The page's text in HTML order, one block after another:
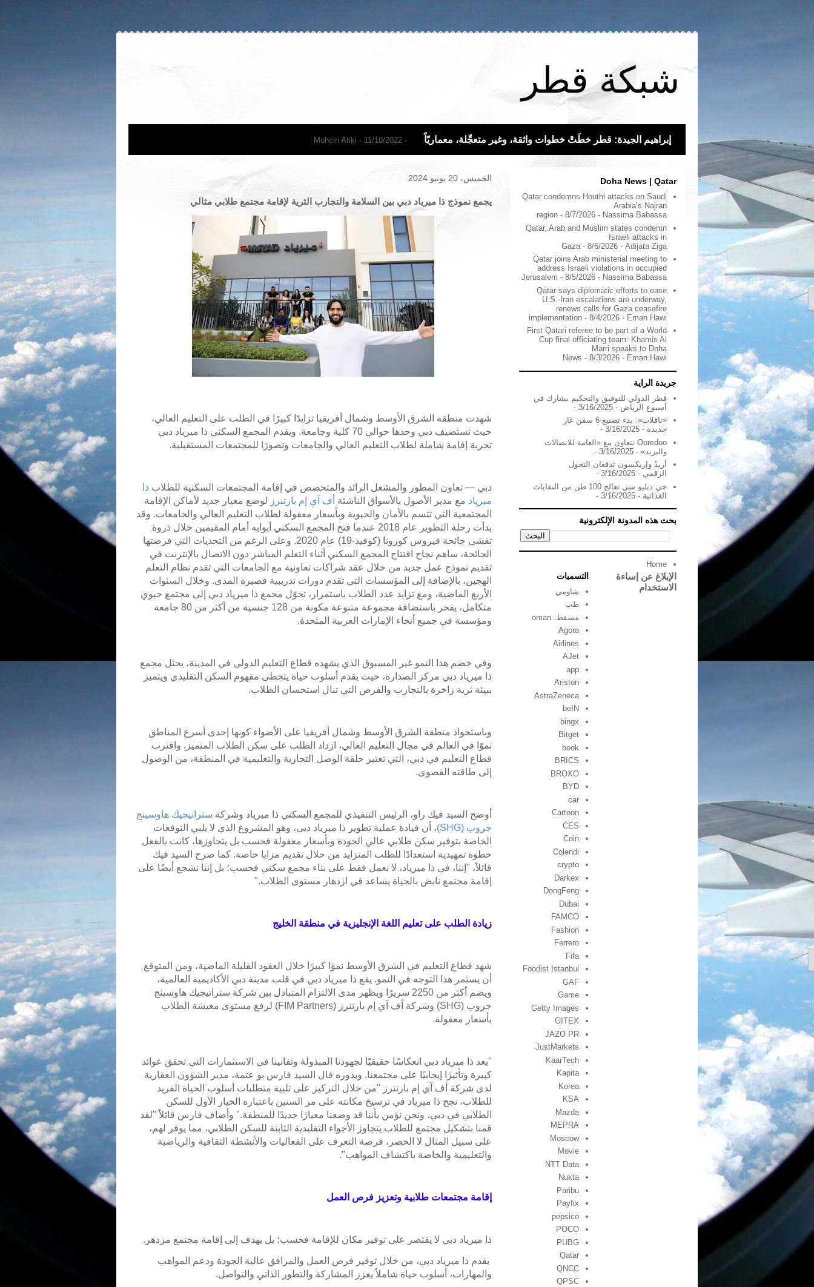
شبكة قطر
إبراهيم الجيدة: قطر خطَتْ خطوات واثقة، وغير متعجِّلة، معماريّاً - 11/10/2022
- Mohcin Atiki
الخميس، 20 يونيو 2024
يجمع نموذج ذا ميرياد دبي بين السلامة والتجارب الثرية لإقامة مجتمع طلابي مثالي
شهدت منطقة الشرق الأوسط وشمال أفريقيا تزايدًا كبيرًا في الطلب على التعليم العالي،
حيث تستضيف دبي وحدها حوالي 70 كلية وجامعة. ويقدم المجمع السكني ذا ميرياد دبي
تجربة إقامة شاملة لطلاب التعليم العالي والجامعات وتصورًا للمجتمعات المستقبلية.
دبي — تعاون المطور والمشغل الرائد والمتخصص في إقامة المجتمعات السكنية للطلاب ذا
ميرياد مع مدير الأصول بالأسواق الناشئة أف آي إم بارتنرز لوضع معيار جديد لأماكن الإقامة
المجتمعية التي تتسم بالأمان والحيوية وبأسعار معقولة لطلاب التعليم العالي والجامعات. وقد
بدأت رحلة التطوير عام 2018 عندما فتح المجمع السكني أبوابه أمام المقيمين خلال ذروة
تفشي جائحة فيروس كورونا (كوفيد-19) عام 2020. وعلى الرغم من التحديات التي فرضتها
الجائحة، ساهم نجاح افتتاح المجمع السكني أثناء التعلم المباشر دون الاتصال بالإنترنت في
تقديم نموذج عمل جديد من خلال عقد شراكات تعاونية مع الجامعات التي تقدم نظام التعلم
الهجين، بالإضافة إلى المؤسسات التي تقدم دورات تدريبية قصيرة المدى. وخلال السنوات
الأربع الماضية، ومع تزايد عدد الطلاب باستمرار، تحوّل مجمع ذا ميرياد دبي إلى مجتمع حيوي
متكامل، يفخر باستضافة مجموعة متنوعة مكونة من 128 جنسية من أكثر من 80 جامعة
ومؤسسة في جميع أنحاء الإمارات العربية المتحدة.
وفي خضم هذا النمو غير المسبوق الذي يشهده قطاع التعليم الدولي في المدينة، يحتل مجمع
ذا ميرياد دبي مركز الصدارة، حيث يقدم أسلوب حياة يتخطى مفهوم السكن التقليدي ويتميز
ببيئة ثرية زاخرة بالتجارب والفرص التي تنال استحسان الطلاب.
وباستحواذ منطقة الشرق الأوسط وشمال أفريقيا على الأضواء كونها إحدى أسرع المناطق
نموًا في العالم في مجال التعليم العالي، ازداد الطلب على سكن الطلاب المتميز. واقترب
قطاع التعليم في دبي، التي تعتبر حلقة الوصل التجارية والتعليمية في المنطقة، من الوصول
إلى طاقته القصوى.
أوضح السيد فيك راو، الرئيس التنفيذي للمجمع السكني ذا ميرياد وشركة ستراتيجيك هاوسينج
جروب (SHG)
، أن قيادة عملية تطوير ذا ميرياد دبي، وهو المشروع الذي لا يلبي التوقعات
الخاصة بتوفير سكن طلابي عالي الجودة وبأسعار معقولة فحسب بل يتجاوزها، كانت بالفعل
خطوة تمهيدية استعدادًا للطلب المتزايد من خلال تقديم مزايا خاصة. كما صرح السيد فيك
قائلاً، "إننا، في ذا ميرياد، لا نعمل فقط على بناء مجمع سكني فحسب؛ بل إننا نشجع أيضًا على
إقامة مجتمع نابض بالحياة يساعد في ازدهار مستوى الطلاب."
زيادة الطلب على تعليم اللغة الإنجليزية في منطقة الخليج
شهد قطاع التعليم في الشرق الأوسط نموًا كبيرًا خلال العقود القليلة الماضية، ومن المتوقع
أن يستمر هذا التوجه في النمو. يقع ذا ميرياد دبي في قلب مدينة دبي الأكاديمية العالمية،
ويضم أكثر من 2250 سريرًا ويظهر مدى الالتزام المتبادل بين شركة ستراتيجيك هاوسينج
جروب (SHG) وشركة أف آي إم بارتنرز (FIM Partners) لرفع مستوى معيشة الطلاب
بأسعار معقولة.
"يعد ذا ميرياد دبي انعكاسًا حقيقيًا لجهودنا المبذولة وتفانينا في الاستثمارات التي تحقق عوائد
كبيرة وتأثيرًا إيجابيًا على مجتمعنا. وبدوره قال السيد فارس بو عتمة، مدير الشؤون العقارية
لدى شركة أف آي إم بارتنرز "من خلال التركيز على تلبية متطلبات أسلوب الحياة الفريد
للطلاب، نجح ذا ميرياد في ترسيخ مكانته على مر السنين باعتباره الخيار الأول للسكن
الطلابي في دبي، ونحن نؤمن بأننا قد وضعنا معيارًا جديدًا للمنطقة." وأضاف فارس قائلاً "لقد
قمنا بتشكيل مجتمع للطلاب يتجاوز الأجواء التقليدية الثابتة للسكن الطلابي، مما يوفر لهم،
على سبيل المثال لا الحصر، فرصة التعرف على الفعاليات والأنشطة الثقافية والرياضية
والتعليمية والخاصة باكتشاف المواهب".
إقامة مجتمعات طلابية وتعزيز فرص العمل
ذا ميرياد دبي لا يقتصر على توفير مكان للإقامة فحسب؛ بل يهدف إلى إقامة مجتمع مزدهر.
يقدم ذا ميرياد دبي، من خلال توفير فرص العمل والمرافق عالية الجودة ودعم المواهب
والمهارات، أسلوب حياة شاملاً يعزز المشاركة والتطور الذاتي والتواصل.
Doha News | Qatar
Qatar condemns Houthi attacks on Saudi
Arabia’s Najran
region- 8/7/2026- Nassima Babassa
Qatar, Arab and Muslim states condemn
Israeli attacks in
Gaza- 8/6/2026- Adijata Ziga
Qatar joins Arab ministerial meeting to
address Israeli violations in occupied
Jerusalem - 8/5/2026- Nassima Babassa
Qatar says diplomatic efforts to ease
U.S.-Iran escalations are underway,
renews calls for Gaza ceasefire
implementation- 8/4/2026- Eman Hawi
First Qatari referee to be part of a World
Cup final officiating team: Khamis Al
Marri speaks to Doha
News - 8/3/2026- Eman Hawi
جريدة الراية
قطر الدولي للتوفيق والتحكيم يشارك في
أسبوع الرياض - 3/16/2025
-
«ناقلات»: بدء تصنيع 6 سفن غاز
جديدة - 3/16/2025
-
Ooredoo تتعاون مع «العامة للاتصالات
والبريد» - 3/16/2025
-
أريدُ وإريكسون تدفعان التحول
الرقمي - 3/16/2025
-
جي دبليو سي تعالج 100 طن من النفايات
الغذائية - 3/16/2025
-
بحث هذه المدونة الإلكترونية
Home
الإبلاغ عن إساءة
الاستخدام
التسميات
شاومي
طب
مسقط، oman
Agora
Airlines
AJet
app
Ariston
AstraZeneca
beIN
bingx
Bitget
book
BRICS
BROXO
BYD
car
Cartoon
CES
Coin
Colendi
crypto
Darkex
DongFeng
Dubai
FAMCO
Fashion
Ferrero
Fifa
Foodist Istanbul
GAF
Game
Getty Images
GITEX
JAZO PR
JustMarkets
KaarTech
Kapita
Korea
KSA
Mazda
MEPRA
Moscow
Movie
NTT Data
Nukta
Paribu
Payfix
pepsico
POCO
PUBG
Qatar
QNCC
QPSC